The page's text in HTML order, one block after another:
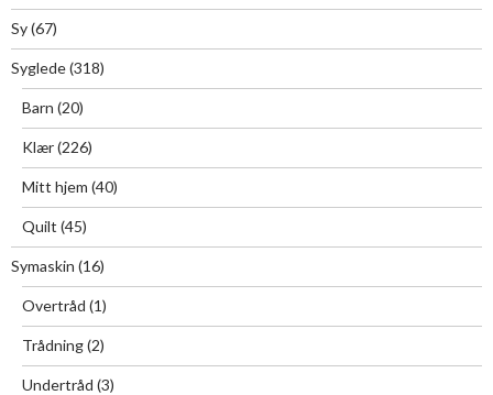
Sy(67)
Syglede(318)
Barn (20)
Klær(226)
Mitt hjem (40)
Quilt (45)
Symaskin (16)
Overtråd (1)
Trådning(2)
Undertråd (3)